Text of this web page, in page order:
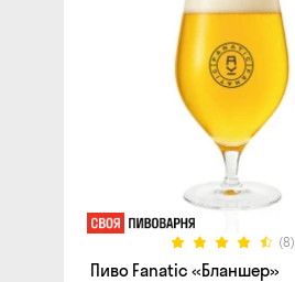
(8)
Пиво Fanatic «Бланшер»